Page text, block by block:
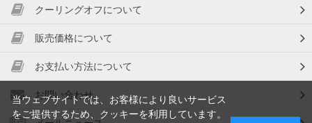
クーリングオフについて
販売価格について
お支払い方法について
お問い合わせ
当ウェブサイトでは、お客様により良いサービス
をご提供するため、クッキーを利用しています。